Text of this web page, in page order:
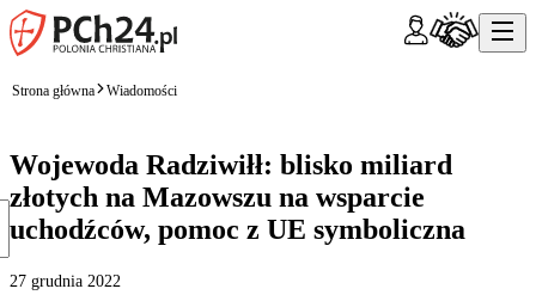
Strona główna Wiadomości
Wojewoda Radziwiłł: blisko miliard
złotych na Mazowszu na wsparcie
uchodźców, pomoc z UE symboliczna
27 grudnia 2022